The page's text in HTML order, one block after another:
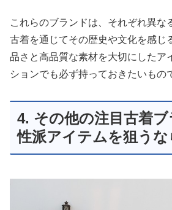
これらのブランドは、それぞれ異な
古着を通じてその歴史や文化を感じ
品さと高品質な素材を大切にしたア
ションでも必ず持っておきたいもの
4. その他の注目古着
性派アイテムを狙うな